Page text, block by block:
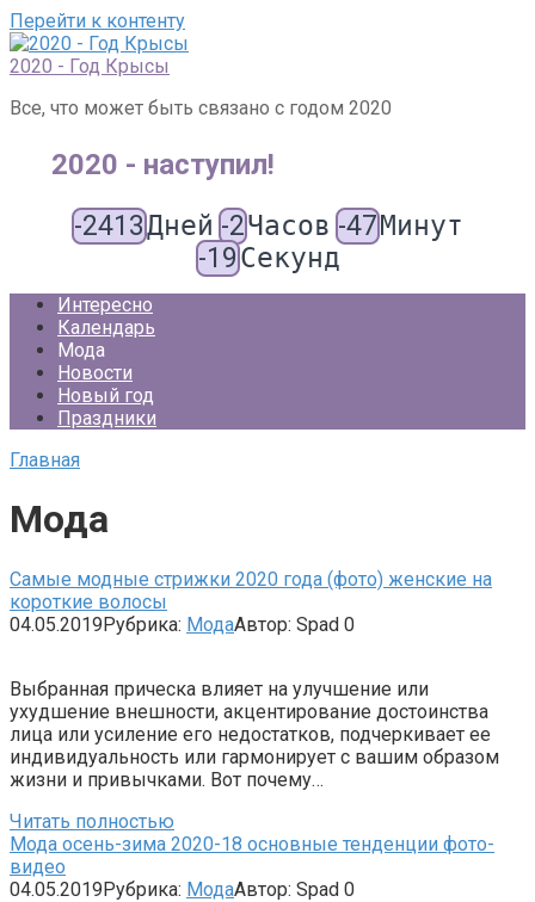
Перейти к контенту
2020 - Год Крысы
Все, что может быть связано с годом 2020
2020 - наступил!
-2413Дней -2Часов -47Минут
-19Секунд
Интересно
Календарь
Мода
Новости
Новый год
Праздники
Главная
Мода
Самые модные стрижки 2020 года (фото) женские на
короткие волосы
04.05.2019Рубрика: МодаАвтор: Spad 0
Выбранная прическа влияет на улучшение или
ухудшение внешности, акцентирование достоинства
лица или усиление его недостатков, подчеркивает ее
индивидуальность или гармонирует с вашим образом
жизни и привычками. Вот почему…
Читать полностью
Мода осень-зима 2020-18 основные тенденции фото-
видео
04.05.2019Рубрика: МодаАвтор: Spad 0